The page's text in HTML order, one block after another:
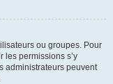
ou groupes. Pour
les permissions s’y
administrateurs peuvent